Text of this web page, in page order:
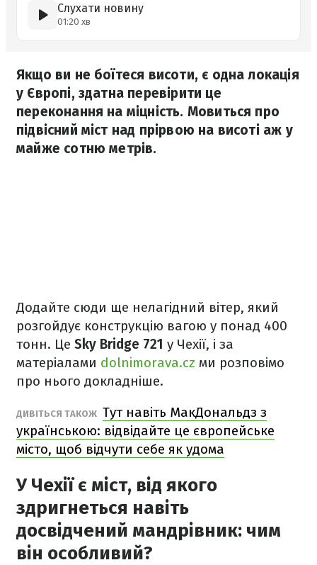
Слухати новину
01:20 хв
Якщо ви не боїтеся висоти, є одна локація
у Європі, здатна перевірити це
переконання на міцність. Мовиться про
підвісний міст над прірвою на висоті аж у
майже сотню метрів.
Додайте сюди ще нелагідний вітер, який
розгойдує конструкцію вагою у понад 400
тонн. Це Sky Bridge 721 у Чехії, і за
матеріалами dolnimorava.cz ми розповімо
про нього докладніше.
ДИВІТЬСЯ ТАКОЖ Тут навіть МакДональдз з
українською: відвідайте це європейське
місто, щоб відчути себе як удома
У Чехії є міст, від якого
здригнеться навіть
досвідчений мандрівник: чим
він особливий?